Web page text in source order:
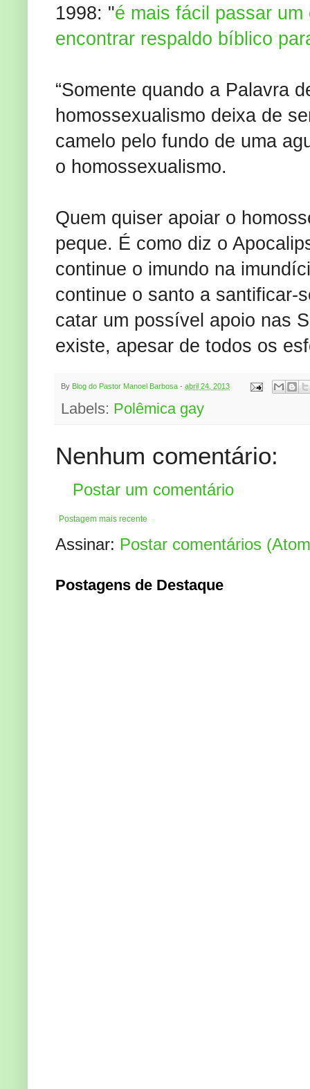
1998: "é mais fácil passar
encontrar respaldo bíblico
“Somente quando a Palavra
homossexualismo deixa de
camelo pelo fundo de uma
o homossexualismo.
Quem quiser apoiar o
peque. É como diz o
continue o imundo na
continue o santo a santificar-
catar um possível apoio nas
existe, apesar de todos os
By Blog do Pastor Manoel Barbosa - abril 24, 2013
Labels: Polêmica gay
Nenhum comentário:
Postar um comentário
Postagem mais recente
Assinar: Postar comentários
Postagens de Destaque